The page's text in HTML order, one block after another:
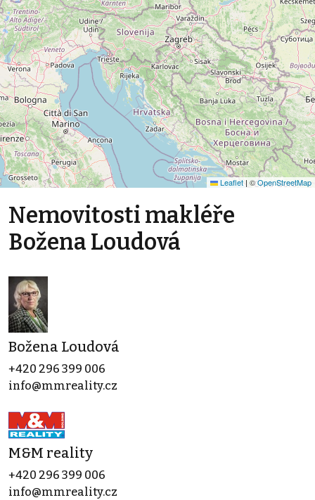
Leaflet | ©OpenStreetMap
Nemovitosti makléře
Božena Loudová
Božena Loudová
+420 296 399 006
info@mmreality.cz
M&M reality
+420 296 399 006
info@mmreality.cz